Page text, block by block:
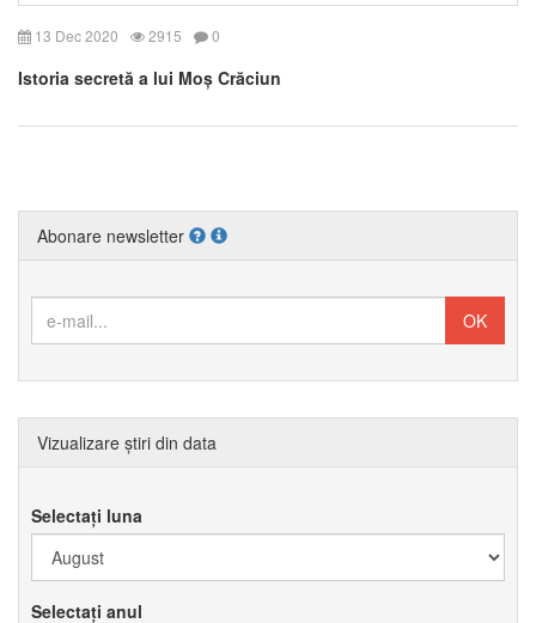
13 Dec 2020 2915 0
Istoria secretă a lui Moș Crăciun
Abonare newsletter
Vizualizare știri din data
Selectați luna
Selectați anul